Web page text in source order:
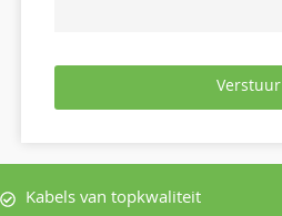
Verstuur
Kabels van topkwaliteit